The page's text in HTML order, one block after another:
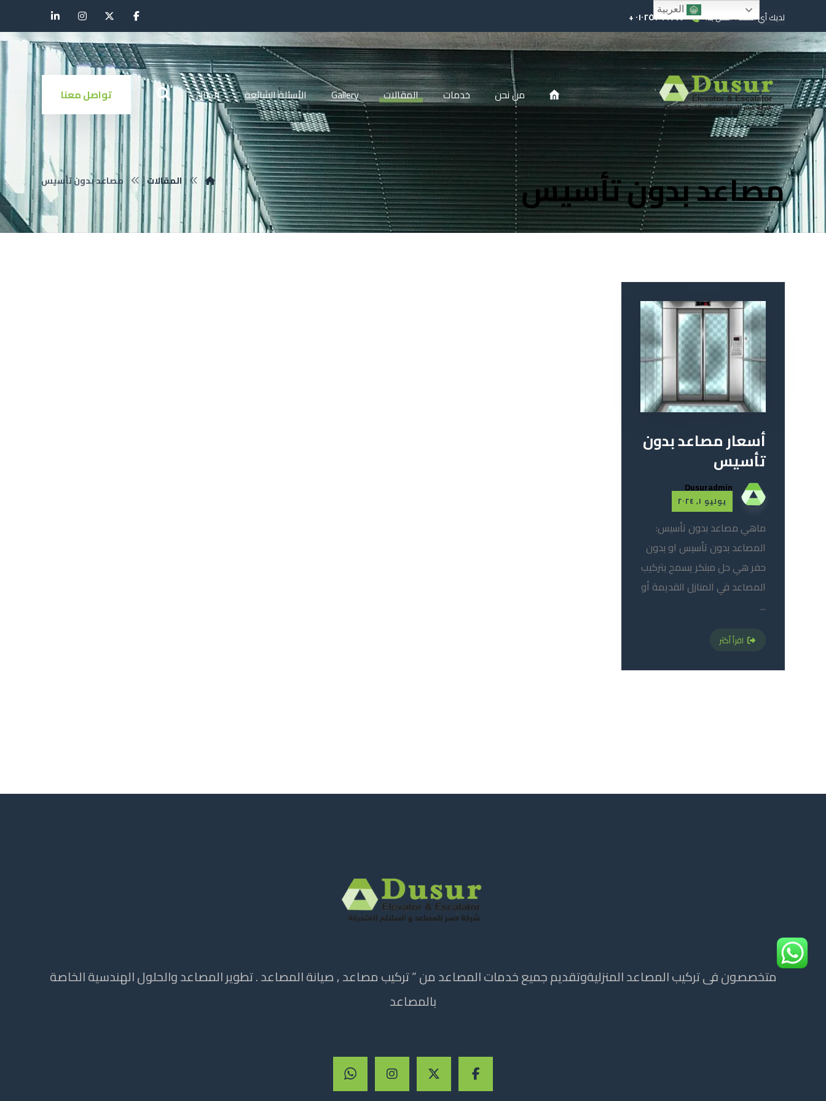
لديك أي أسئلة؟ اتصل بنا! ٠١٠٢٥٢٩٩٧٤٤ +
تواصل معنا من نحن خدمات المقالات Gallery الأسئلة الشائعة اتصال
مصاعد بدون تأسيس المقالات مصاعد بدون تأسيس
أسعار مصاعد بدون
تأسيس
Dusuradmin
يوليو ١, ٢٠٢٤
ماهي مصاعد بدون تأسيس:
المصاعد بدون تأسيس او بدون
حفر هي حل مبتكر يسمح بتركيب
المصاعد في المنازل القديمة أو
...
اقرأ أكثر
متخصصون فى تركيب المصاعد المنزليةوتقديم جميع خدمات المصاعد من ” تركيب مصاعد , صيانة المصاعد . تطوير المصاعد والحلول الهندسية الخاصة
بالمصاعد
العربية